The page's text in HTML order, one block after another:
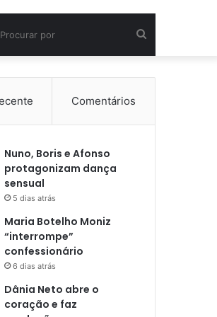
por
Comentários
Nuno, Boris e Afonso
protagonizam dança
sensual
5 dias atrás
Maria Botelho Moniz
“interrompe”
confessionário
6 dias atrás
Dânia Neto abre o
coração e faz